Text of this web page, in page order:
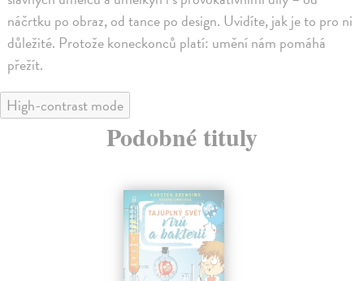
náčrtku po obraz, od tance po design. Uvidíte, jak je to pro ni
důležité. Protože koneckonců platí: umění nám pomáhá
přežít.
High-contrast mode
Podobné tituly